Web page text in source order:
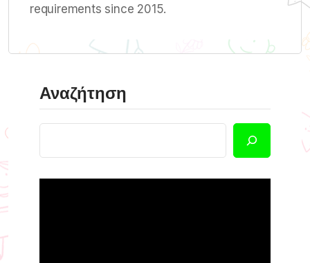
requirements since 2015.
Αναζήτηση